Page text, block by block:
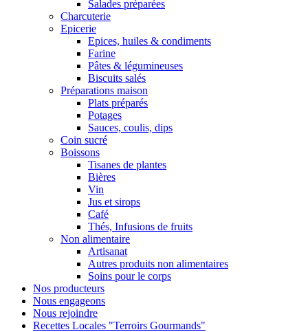
Salades préparées
Charcuterie
Epicerie
Epices, huiles & condiments
Farine
Pâtes & légumineuses
Biscuits salés
Préparations maison
Plats préparés
Potages
Sauces, coulis, dips
Coin sucré
Boissons
Tisanes de plantes
Bières
Vin
Jus et sirops
Café
Thés, Infusions de fruits
Non alimentaire
Artisanat
Autres produits non alimentaires
Soins pour le corps
Nos producteurs
Nous engageons
Nous rejoindre
Recettes Locales "Terroirs Gourmands"